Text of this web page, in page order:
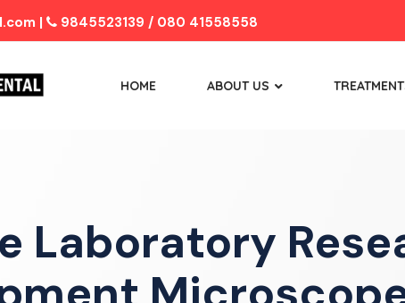
| 9845523139 / 080 41558558
HOME ABOUT US
Laboratory